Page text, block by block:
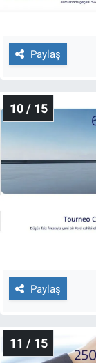
Paylaş
10 / 15
Paylaş
11 / 15